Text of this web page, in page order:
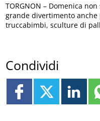
TORGNON – Domenica
grande divertimento
truccabimbi, sculture di
Condividi